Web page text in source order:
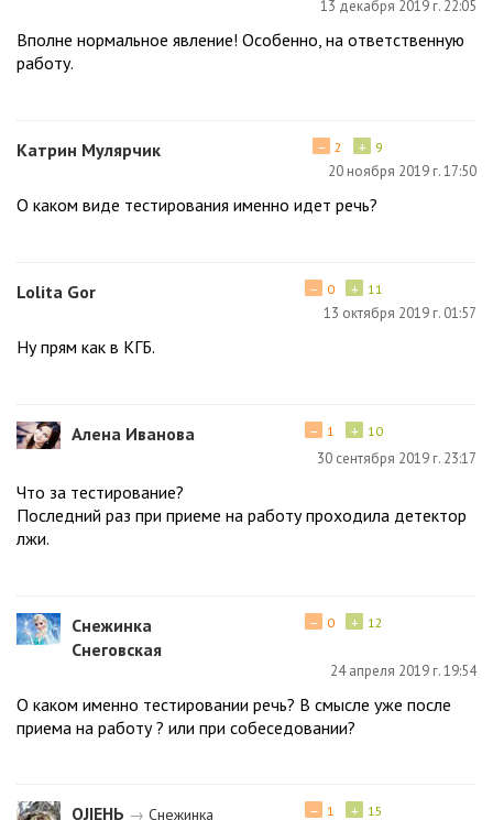
13 декабря 2019 г. 22:05
Вполне нормальное явление! Особенно, на ответственную
работу.
Катрин Мулярчик + 9
− 2
20 ноября 2019 г. 17:50
О каком виде тестирования именно идет речь?
Lolita Gor + 11
− 0
13 октября 2019 г. 01:57
Ну прям как в КГБ.
Алена Иванова + 10
− 1
30 сентября 2019 г. 23:17
Что за тестирование?
Последний раз при приеме на работу проходила детектор
лжи.
Снежинка
Снеговская
+ 12
− 0
24 апреля 2019 г. 19:54
О каком именно тестировании речь? В смысле уже после
приема на работу ? или при собеседовании?
ОJIEНЬ → Снежинка + 15
− 1